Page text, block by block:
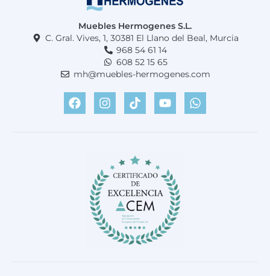
Muebles Hermogenes S.L.
C. Gral. Vives, 1, 30381 El Llano del Beal, Murcia
968 54 61 14
608 52 15 65
mh@muebles-hermogenes.com
F
a
c
I
n
s
a
m
T
i
k
Y
o
u
W
h
a